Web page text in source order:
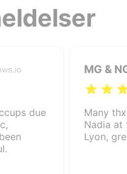
due
MG &
Many
Nadia at
Lyon,